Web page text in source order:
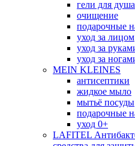
гели для душа
очищение
подарочные
уход за лицом
уход за
уход за
MEIN KLEINES
антисептики
жидкое мыло
мытьё посуды
подарочные
уход 0+
LAFITEL